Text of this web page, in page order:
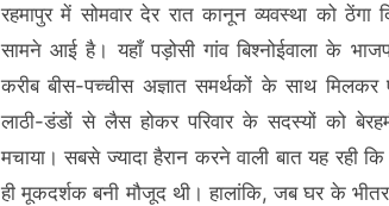
रहमापुर में सोमवार देर रात कानून व्यवस्था को
सामने आई है। यहाँ पड़ोसी गांव बिश्नोईवाला के
करीब बीस-पच्चीस अज्ञात समर्थकों के साथ मिलकर
लाठी-डंडों से लैस होकर परिवार के सदस्यों को
मचाया। सबसे ज्यादा हैरान करने वाली बात यह रही
ही मूकदर्शक बनी मौजूद थी। हालांकि, जब घर के